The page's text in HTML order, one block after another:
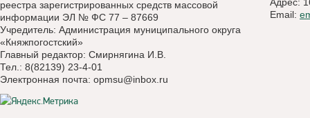
реестра зарегистрированных средств массовой
информации ЭЛ № ФС 77 – 87669
Учредитель: Администрация муниципального округа
«Княжпогостский»
Главный редактор: Смирнягина И.В.
Тел.: 8(82139) 23-4-01
Электронная почта: opmsu@inbox.ru
Email: